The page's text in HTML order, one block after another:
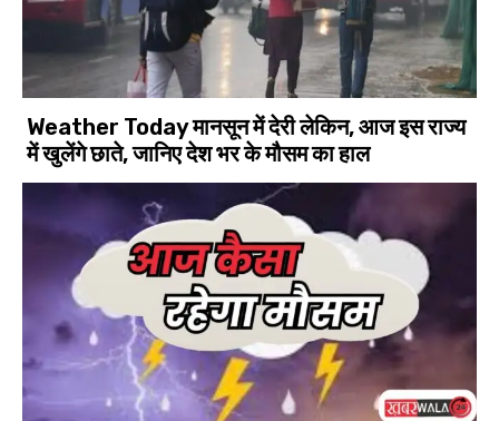
Weather Today मानसून में देरी लेकिन, आज इस राज्य
में खुलेंगे छाते, जानिए देश भर के मौसम का हाल